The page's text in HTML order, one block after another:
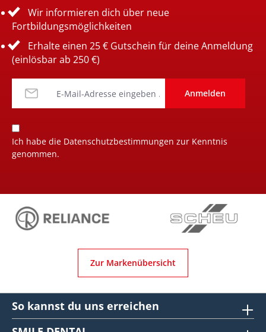
Wir informieren dich über neue
Fortbildungsmöglichkeiten
Erhalte einen 25 € Gutschein für deine Anmeldung
(einlösbar ab 250 €)
Anmelden
Ich habe die Datenschutzbestimmungen zur Kenntnis
genommen.
Zur Markenübersicht
So kannst du uns erreichen